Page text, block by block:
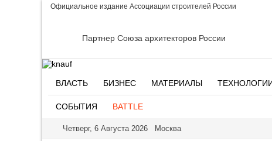
Официальное издание Ассоциации строителей России
Партнер Союза архитекторов России
ВЛАСТЬ БИЗНЕС МАТЕРИАЛЫ
СОБЫТИЯ BATTLE
Четверг, 6 Августа 2026 Москва